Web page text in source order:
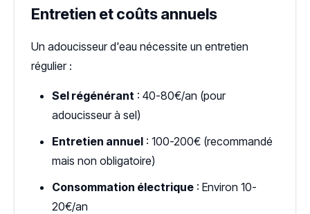
Entretien et coûts annuels
Un adoucisseur d'eau nécessite un entretien
régulier :
Sel régénérant : 40-80€/an (pour
adoucisseur à sel)
Entretien annuel : 100-200€ (recommandé
mais non obligatoire)
Consommation électrique : Environ 10-
20€/an